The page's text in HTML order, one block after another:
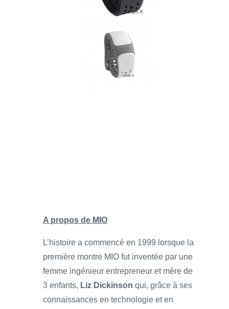
A propos de MIO
L’histoire a commencé en 1999 lorsque la
première montre MIO fut inventée par une
femme ingénieur entrepreneur et mère de
3 enfants, Liz Dickinson qui, grâce à ses
connaissances en technologie et en